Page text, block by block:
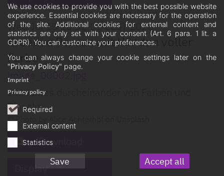
We use cookies to provide you with the best possible website
experience. Essential cookies are necessary for the operation
of the site. Additional cookies for external content and
statistics are only set with your consent (Art. 6 para. 1 lit. a
GDPR). You can customize your preferences.
You can always change your cookie settings later on the
"Privacy Policy" page.
Required
External content
Statistics
Save Accept all
Imprint
Privacy policy
Wed Jul 15 10:32:01 CEST 2026
Kreative Person mit Händen voller
Farbe
image_00002.jpg
Ein buntes durcheinander von Farben und
Pinseln
© Photo by Alice Achterhof on Unsplash
Download
Display